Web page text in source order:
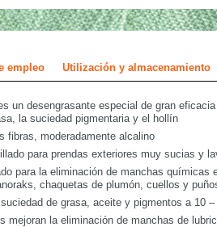
empleo Utilización y almacenamiento
un desengrasante especial de gran
la suciedad pigmentaria y el hollín
fibras, moderadamente alcalino
para prendas exteriores muy sucias y
para la eliminación de manchas químicas
chaquetas de plumón, cuellos y
de grasa, aceite y pigmentos a 10 –
mejoran la eliminación de manchas de